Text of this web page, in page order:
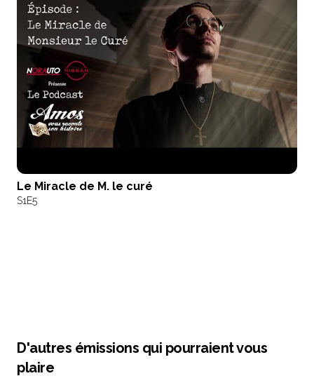
Le Miracle de M. le curé
S1E5
D'autres émissions qui pourraient vous
plaire